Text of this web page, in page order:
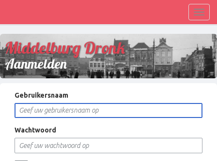
Middelburg Dronk
Aanmelden
Gebruikersnaam
Wachtwoord